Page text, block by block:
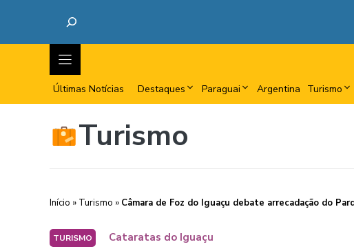
Últimas Notícias Destaques Paraguai Argentina Turismo
Turismo
Início » Turismo » Câmara de Foz do Iguaçu debate arrecadação do
TURISMO Cataratas do Iguaçu